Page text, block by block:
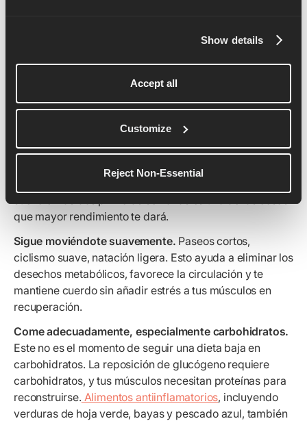
Show details
Accept all
Customize
Reject Non-Essential
volver a disfrutar de la
carrera que amas
Algunas cosas que realmente marcan la diferencia:
entonces cuando se produce la verdadera
recuperación. Corredoras de élite como Hellen Obiri son
famosas por echarse dos siestas al día después de la
que mayor rendimiento te dará.
Sigue moviéndote suavemente. Paseos cortos,
ciclismo suave, natación ligera. Esto ayuda a eliminar los
desechos metabólicos, favorece la circulación y te
mantiene cuerdo sin añadir estrés a tus músculos en
recuperación.
Come adecuadamente, especialmente carbohidratos.
Este no es el momento de seguir una dieta baja en
carbohidratos. La reposición de glucógeno requiere
carbohidratos, y tus músculos necesitan proteínas para
reconstruirse. Alimentos antiinflamatorios, incluyendo
verduras de hoja verde, bayas y pescado azul, también